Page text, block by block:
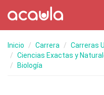
Inicio Carrera
Carreras
Ciencias Exactas y
Biología